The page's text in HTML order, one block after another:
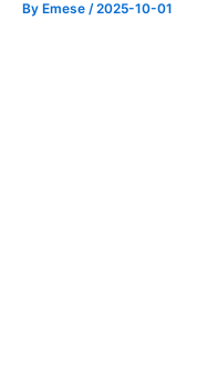
By Emese /2025-10-01